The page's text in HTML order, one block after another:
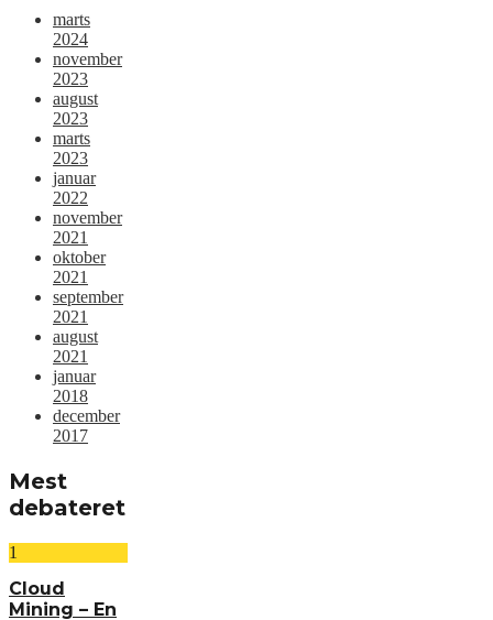
marts
2024
november
2023
august
2023
marts
2023
januar
2022
november
2021
oktober
2021
september
2021
august
2021
januar
2018
december
2017
Mest
debateret
1
Cloud
Mining – En